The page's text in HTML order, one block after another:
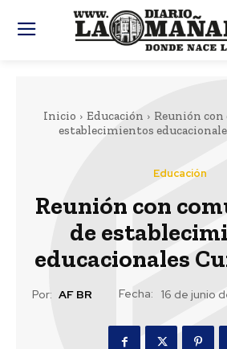
Inicio Educación
Reunión
establecimientos
Educación
Reunión con
de
educacionales
Por: AF BR Fecha: 16 de junio